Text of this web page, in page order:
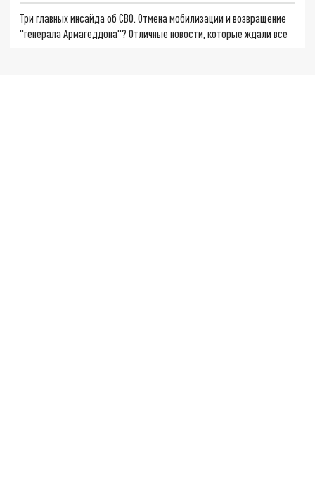
Три главных инсайда об СВО. Отмена мобилизации и возвращение
"генерала Армагеддона"? Отличные новости, которые ждали все